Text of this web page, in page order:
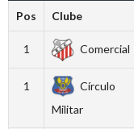
Pos Clube
1 Comercial
1
Círculo
Militar